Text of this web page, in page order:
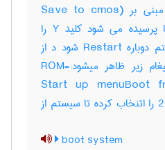
خارجید در اینجا سوالی مبنی بر (Save to cmos
and exit (Y/N از شما پرسیده می شود کلید Y را
فشار دهید دهید تا سیستم دوباره Restart شود د از
Restart سیستم سه پیغام زیر ظاهر میشود:-ROM
Start up menuBoot
from CD-ROس گزینه 2 را اتنخاب کرده تا سیستم از
boot system